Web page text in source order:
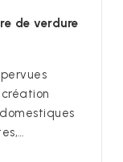
de verdure